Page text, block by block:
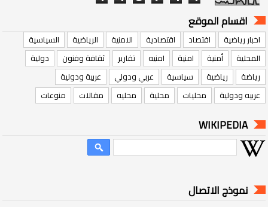
اقسام الموقع
اخبار رياضية اقتصاد اقتصادية الامنية الرياضية
السياسية
المحلية
أمنية امنية امنيه تقارير ثقافة وفنون
دولية
رياضة
رياضية سياسية عربي ودولي
عربية ودولية
عربيه ودولية
محليات محلية محليه مقالات منوعات
WIKIPEDIA
نموذج الاتصال